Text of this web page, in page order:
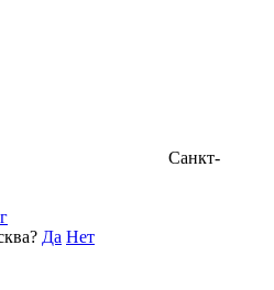
Санкт-
Да Нет